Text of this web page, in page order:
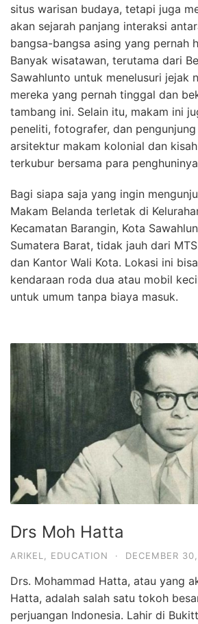
situs warisan budaya, tetapi juga
akan sejarah panjang interaksi
bangsa-bangsa asing yang pernah
Banyak wisatawan, terutama dari
Sawahlunto untuk menelusuri jejak
mereka yang pernah tinggal dan
tambang ini. Selain itu, makam ini
peneliti, fotografer, dan
arsitektur makam kolonial dan
terkubur bersama para
Bagi siapa saja yang ingin
Makam Belanda terletak di
Kecamatan Barangin, Kota
Sumatera Barat, tidak jauh dari
dan Kantor Wali Kota. Lokasi ini
kendaraan roda dua atau mobil
untuk umum tanpa biaya masuk.
Drs Moh Hatta
ARIKEL EDUCATION · DECEMBER
Drs. Mohammad Hatta, atau yang
Hatta, adalah salah satu tokoh
perjuangan Indonesia. Lahir di